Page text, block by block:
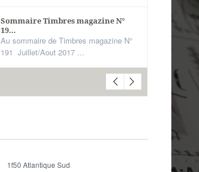
Sommaire Timbres magazine N°
19...
Au sommaire de Timbres magazine N°
191 Juillet/Aout 2017 ...
1f50 Atlantique Sud